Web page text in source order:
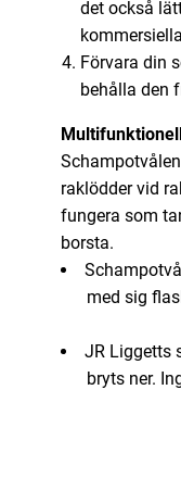
det också
Förvara din
behålla den
raklödder vid
fungera som
borsta.
med sig
JR Liggetts
bryts ner.